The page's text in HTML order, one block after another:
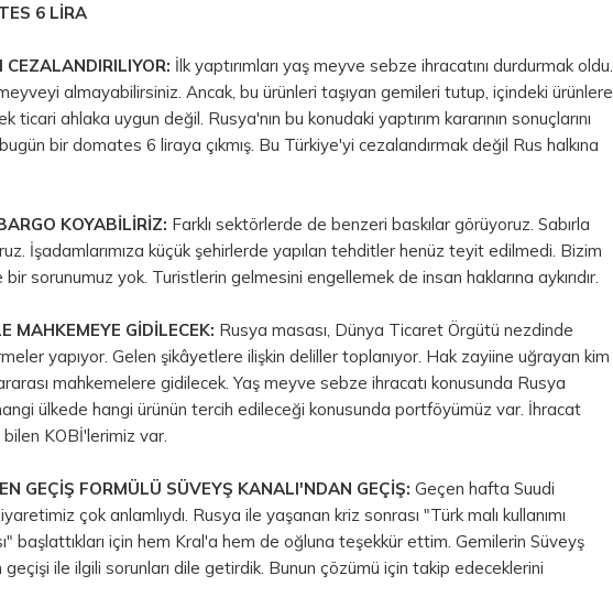
6 LİRA
CEZALANDIRILIYOR: İlk yaptırımları yaş meyve sebze ihracatını durdurmak oldu.
almayabilirsiniz. Ancak, bu ürünleri taşıyan gemileri tutup, içindeki ürünlere
ticari ahlaka uygun değil. Rusya'nın bu konudaki yaptırım kararının sonuçlarını
bir domates 6 liraya çıkmış. Bu Türkiye'yi cezalandırmak değil Rus halkına
KOYABİLİRİZ: Farklı sektörlerde de benzeri baskılar görüyoruz. Sabırla
İşadamlarımıza küçük şehirlerde yapılan tehditler henüz teyit edilmedi. Bizim
bir sorunumuz yok. Turistlerin gelmesini engellemek de insan haklarına aykırıdır.
MAHKEMEYE GİDİLECEK: Rusya masası, Dünya Ticaret Örgütü nezdinde
yapıyor. Gelen şikâyetlere ilişkin deliller toplanıyor. Hak zayiine uğrayan kim
mahkemelere gidilecek. Yaş meyve sebze ihracatı konusunda Rusya
ülkede hangi ürünün tercih edileceği konusunda portföyümüz var. İhracat
KOBİ'lerimiz var.
GEÇİŞ FORMÜLÜ SÜVEYŞ KANALI'NDAN GEÇİŞ: Geçen hafta Suudi
çok anlamlıydı. Rusya ile yaşanan kriz sonrası "Türk malı kullanımı
başlattıkları için hem Kral'a hem de oğluna teşekkür ettim. Gemilerin Süveyş
geçişi ile ilgili sorunları dile getirdik. Bunun çözümü için takip edeceklerini